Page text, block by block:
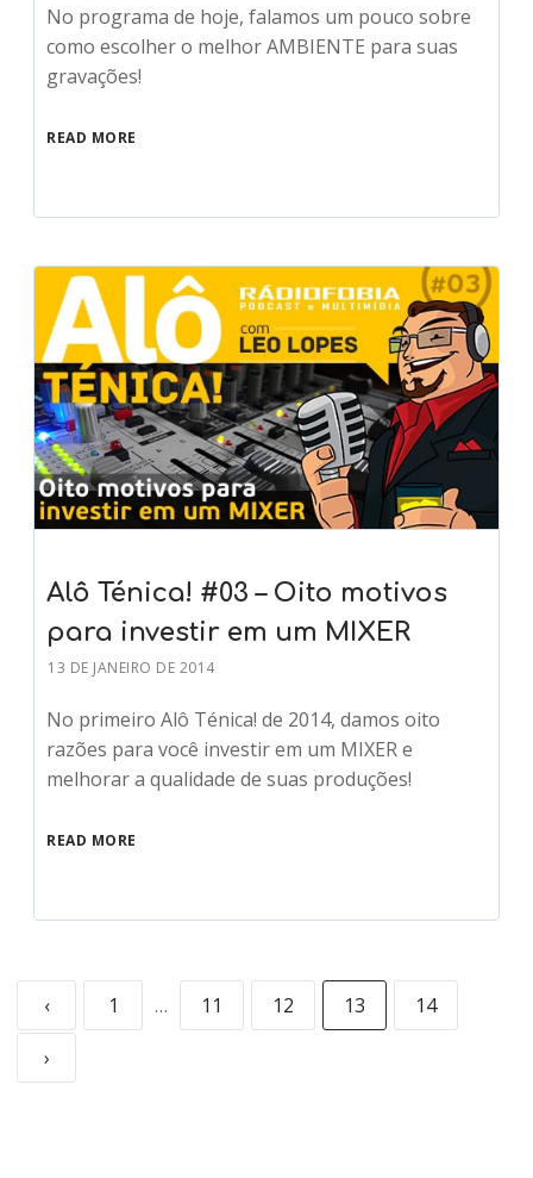
No programa de hoje, falamos um pouco sobre
como escolher o melhor AMBIENTE para suas
gravações!
READ MORE
Alô Ténica! #03 – Oito motivos
para investir em um MIXER
13 DE JANEIRO DE 2014
No primeiro Alô Ténica! de 2014, damos oito
razões para você investir em um MIXER e
melhorar a qualidade de suas produções!
READ MORE
‹ 1 … 11 12 13
14
›